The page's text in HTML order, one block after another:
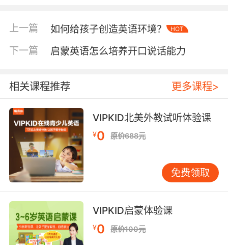
开始：让英语“看得见” 创设环境的第一步，可以
从最简单的物理空间布置入手。这不需要多高的
英语水平，只需一点心思。 不妨从孩子的房间开
始。在门上贴一张“My Room”标签，在书架上贴
“Summer Clothes”、“Winter Clothes”的小卡
片。这些视觉标签如同路标，让孩子在熟悉的环
境中持续接触英语。 我常建议家长制作“生活英语
标签贴”，为家中常用物品贴上英文名称。冰箱、
电视、桌子、椅子……这些孩子天天接触的东西，
就是最生动的词汇库。粘贴时可以和孩子一起完
成，边贴边读：“This is a fridge.” 这个过程本身
就成了有趣的亲子互动。 有位爸爸分享了他的小
妙招：他在家里的开关旁贴上“turn on”和“turn
off”，每次开灯关灯时，都会指着标签念一遍。不
久，他三岁的女儿就会在关灯时说“off”，虽然发
音尚不标准，但已建立了语言与动作的联结。 听
上一篇 如何给孩子创造英语环境？ HOT
下一篇 启蒙英语怎么培养开口说话能力
相关课程推荐 更多课程>
VIPKID北美外教试听体验课
¥0 原价688元
免费领取
VIPKID启蒙体验课
¥0 原价100元